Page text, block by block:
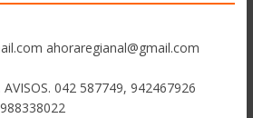
ahoraregianal@gmail.com
042 587749, 942467926